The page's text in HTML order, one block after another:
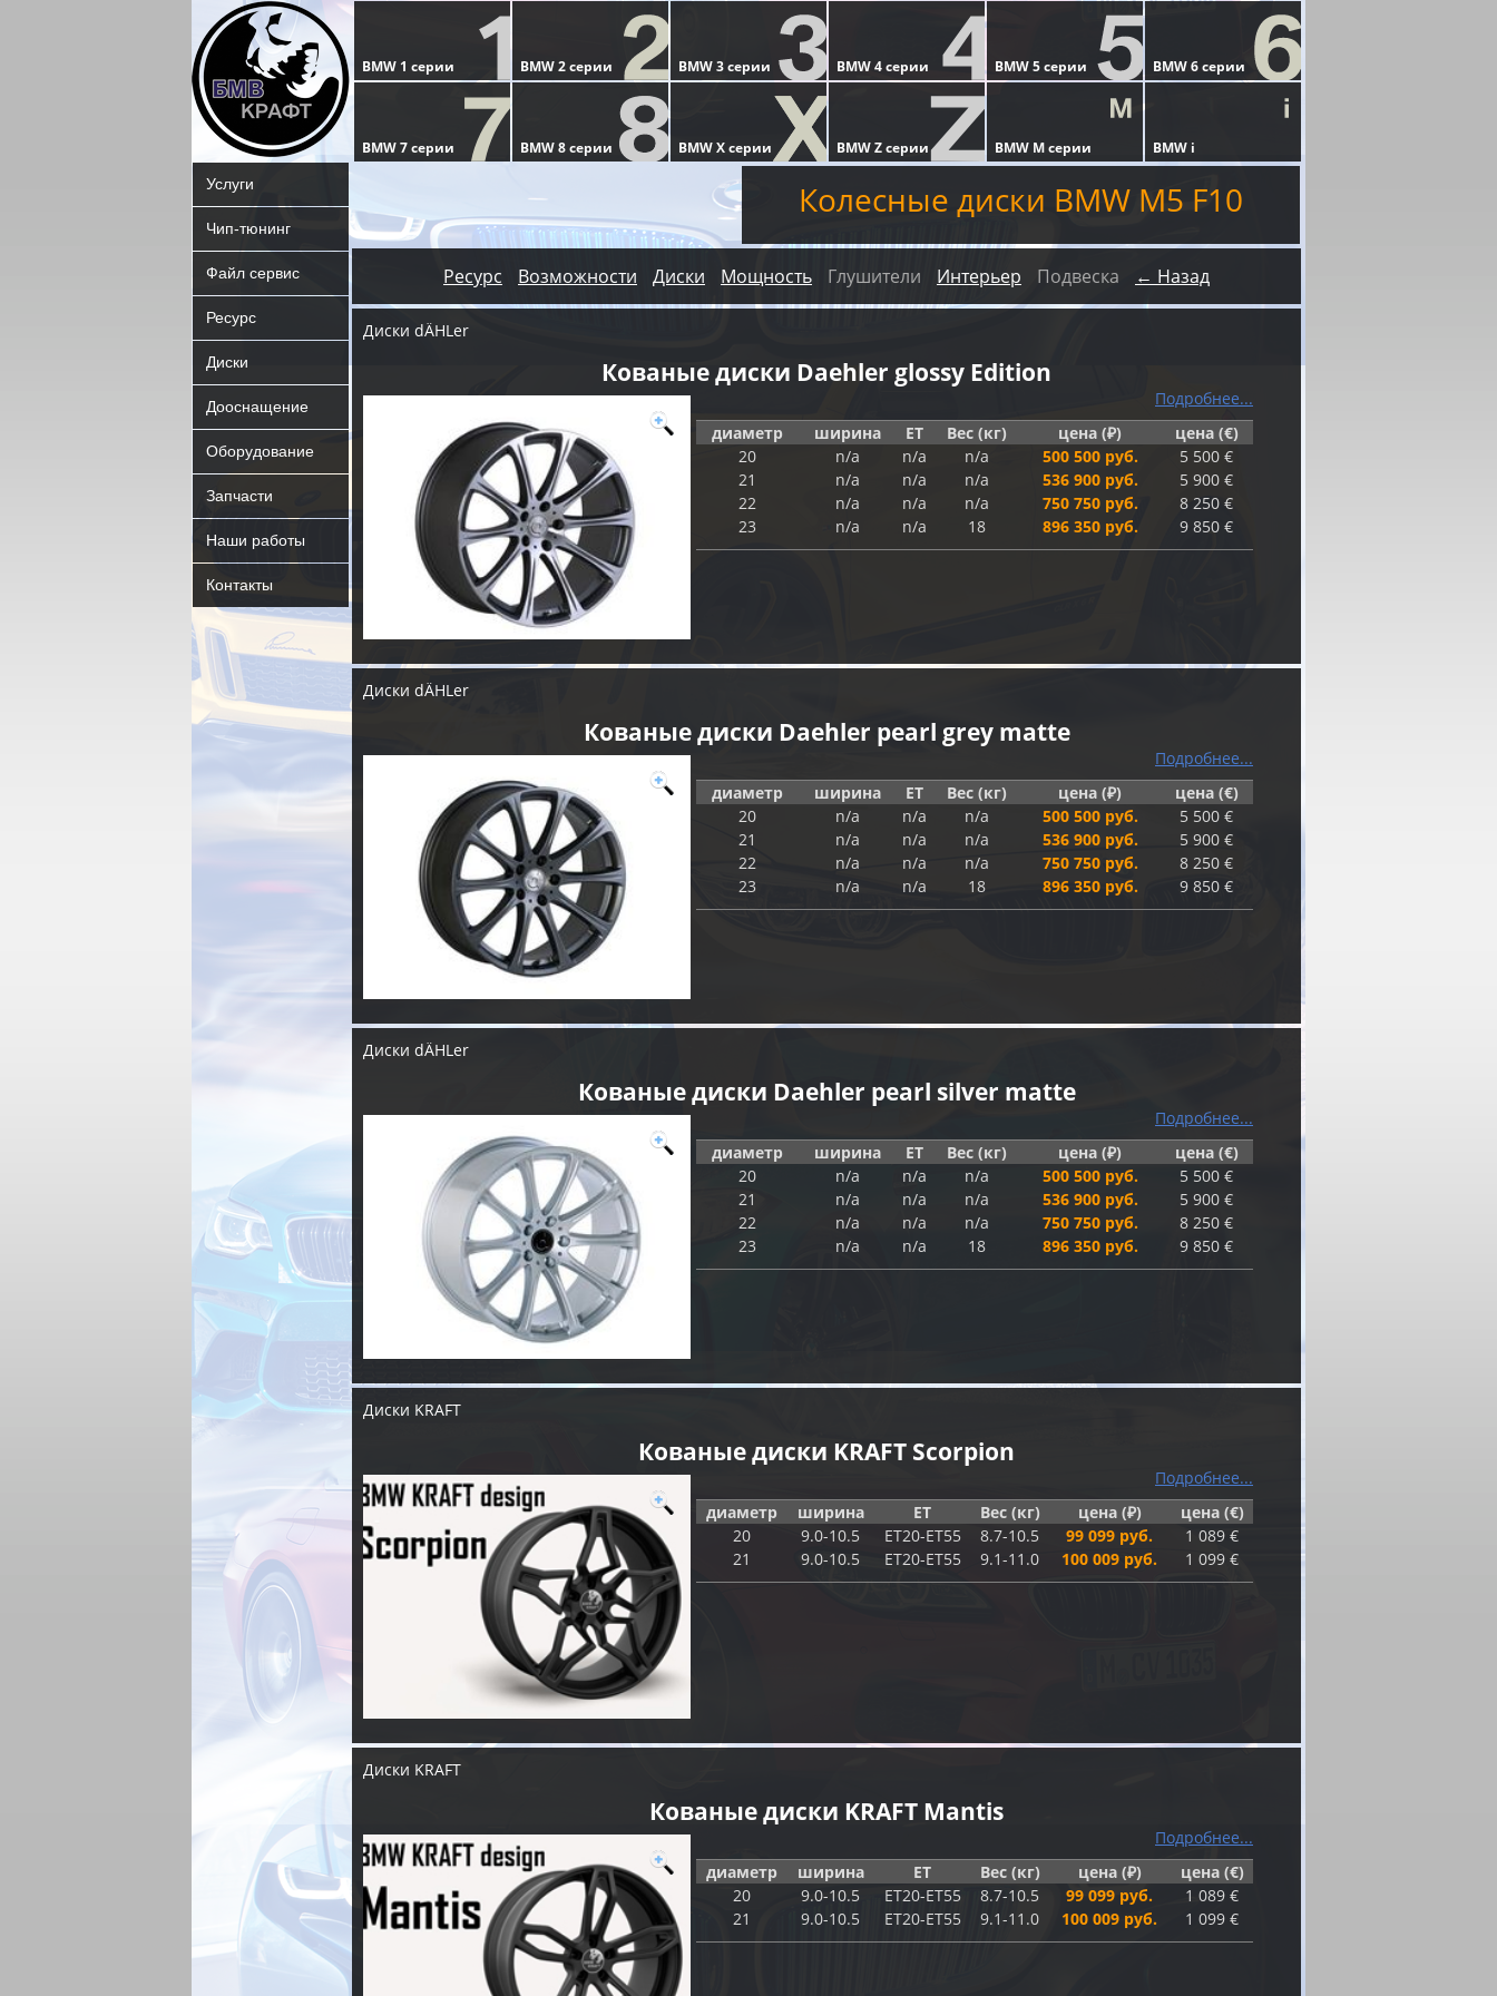
Услуги
Чип-тюнинг
Файл сервис
Ресурс
Диски
Дооснащение
Оборудование
Запчасти
Наши работы
Контакты
Колесные диски BMW M5 F10
Ресурс Возможности Диски Мощность Глушители Интерьер Подвеска ← Назад
Диски dÄHLer
Кованые диски Daehler glossy Edition
Подробнее...
диаметр
ширина ET Вес (кг) цена (₽)
цена (€)
20
n/a n/a n/a 500 500 руб.
5 500 €
21
n/a n/a n/a 536 900 руб.
5 900 €
22
n/a n/a n/a 750 750 руб.
8 250 €
23
n/a n/a 18 896 350 руб. 9 850 €
Диски dÄHLer
Кованые диски Daehler pearl grey matte
Подробнее...
диаметр
ширина ET Вес (кг) цена (₽)
цена (€)
20
n/a n/a n/a 500 500 руб.
5 500 €
21
n/a n/a n/a 536 900 руб.
5 900 €
22
n/a n/a n/a 750 750 руб.
8 250 €
23
n/a n/a 18 896 350 руб. 9 850 €
Диски dÄHLer
Кованые диски Daehler pearl silver matte
Подробнее...
диаметр
ширина ET Вес (кг) цена (₽)
цена (€)
20
n/a n/a n/a 500 500 руб.
5 500 €
21
n/a n/a n/a 536 900 руб.
5 900 €
22
n/a n/a n/a 750 750 руб.
8 250 €
23
n/a n/a 18 896 350 руб. 9 850 €
Диски KRAFT
Кованые диски KRAFT Scorpion
Подробнее...
диаметр
ширина ET Вес (кг) цена (₽)
цена (€)
20
9.0-10.5 ET20-ET55 8.7-10.5 99 099 руб.
1 089 €
21
9.0-10.5 ET20-ET55 9.1-11.0 100 009 руб. 1 099 €
Диски KRAFT
Кованые диски KRAFT Mantis
Подробнее...
диаметр
ширина ET Вес (кг) цена (₽)
цена (€)
20
9.0-10.5 ET20-ET55 8.7-10.5 99 099 руб.
1 089 €
21
9.0-10.5 ET20-ET55 9.1-11.0 100 009 руб. 1 099 €